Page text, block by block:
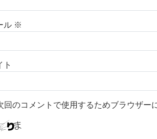
ル ※
ト
回のコメントで使用するためブラウザー